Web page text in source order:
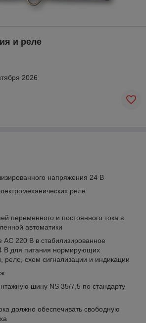
и реле
2026
на­пря­же­ния 24 В
реле
переменного и постоянного тока в
автоматики
АС 220 В в стабилизированное
В для питания нормирующих
реле, схем сигнализации и индикации
шину NS 35/7,5 по стандарту
дол­ж­но обес­пе­чи­вать сво­бод­ную